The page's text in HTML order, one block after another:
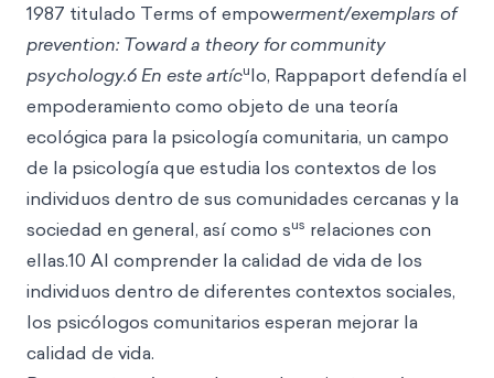
1987 titulado Terms of empowerment/exemplars of
prevention: Toward a theory for community
psychology.6 En este artículo, Rappaport defendía el
empoderamiento como objeto de una teoría
ecológica para la psicología comunitaria, un campo
de la psicología que estudia los contextos de los
individuos dentro de sus comunidades cercanas y la
sociedad en general, así como sus relaciones con
ellas.10 Al comprender la calidad de vida de los
individuos dentro de diferentes contextos sociales,
los psicólogos comunitarios esperan mejorar la
calidad de vida.